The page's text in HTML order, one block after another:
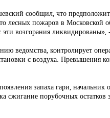
сообщил, что
пожаров в Московской
возгорания
ведомства, контролирует
с воздуха. Превышения
запаха гари,
сжигание порубочных